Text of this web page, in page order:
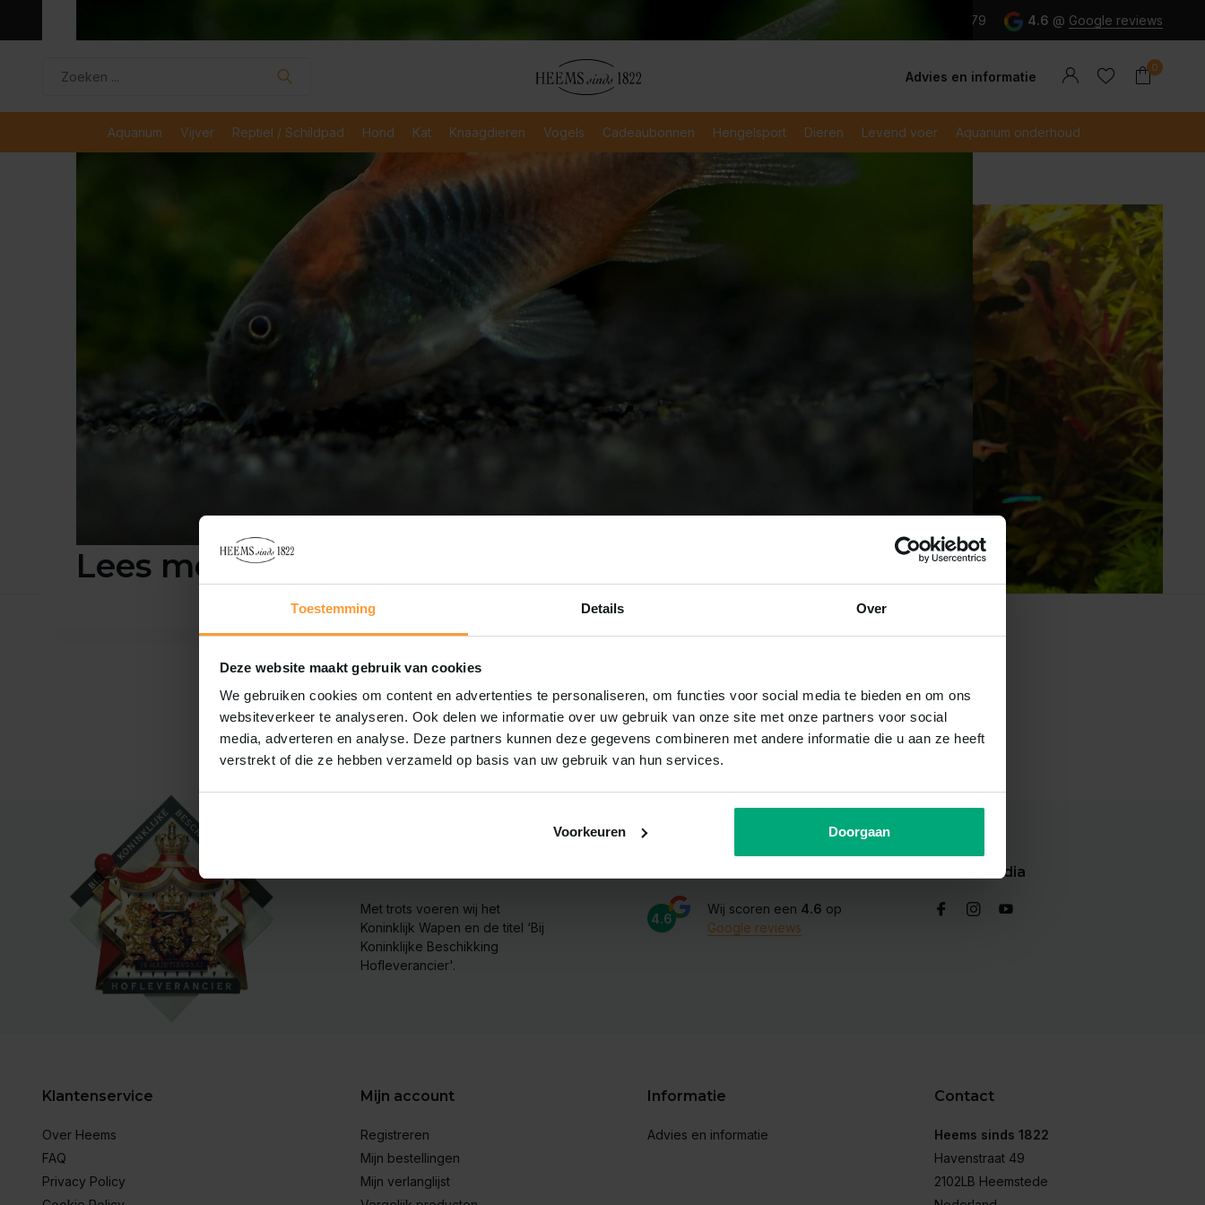
Toestemming Details Over
Deze website maakt gebruik van cookies
We gebruiken cookies om content en advertenties te personaliseren, om functies voor social media te bieden en om ons
websiteverkeer te analyseren. Ook delen we informatie over uw gebruik van onze site met onze partners voor social
media, adverteren en analyse. Deze partners kunnen deze gegevens combineren met andere informatie die u aan ze heeft
verstrekt of die ze hebben verzameld op basis van uw gebruik van hun services.
Voorkeuren Doorgaan
Veilig en snel betaald met iDeal
023-5284079 4.6 @ Google reviews
Advies en informatie
Account
aanmaken
Account
aanmaken
0
Aquarium Vijver Reptiel / Schildpad Hond Kat Knaagdieren Vogels Cadeaubonnen Hengelsport Dieren Levend voer Aquarium onderhoud
Lees meer
Mis nooit meer korting!
Schrijf je nu in voor onze nieuwsbrief
Abonneer
Met trots voeren wij het
Koninklijk Wapen en de titel ‘Bij
Koninklijke Beschikking
Hofleverancier'.
4.6
Wij scoren een 4.6 op
Google reviews
Socialmedia
Klantenservice
Over Heems
FAQ
Privacy Policy
Mijn account
Registreren
Mijn bestellingen
Mijn verlanglijst
Informatie
Advies en informatie
Contact
Heems sinds 1822
Havenstraat 49
2102LB Heemstede